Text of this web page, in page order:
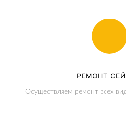
РЕМОНТ
Осуществляем ремонт всех